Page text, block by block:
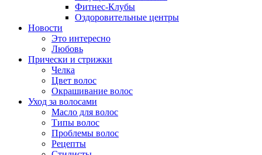
Фитнес-Клубы
Оздоровительные центры
Новости
Это интересно
Любовь
Прически и стрижки
Челка
Цвет волос
Окрашивание волос
Уход за волосами
Масло для волос
Типы волос
Проблемы волос
Рецепты